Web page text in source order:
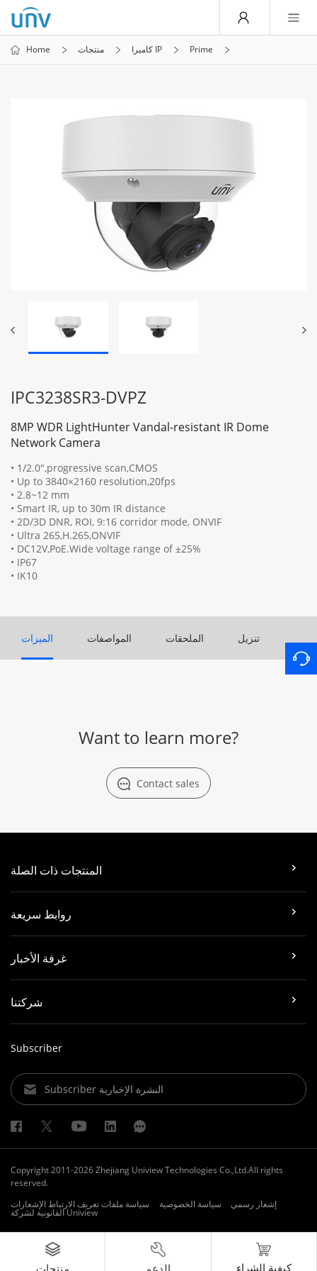
Home منتجات كاميرا IP Prime
IPC3238SR3-DVPZ
8MP WDR LightHunter Vandal-resistant IR Dome
Network Camera
• 1/2.0",progressive scan,CMOS
• Up to 3840×2160 resolution,20fps
• 2.8~12 mm
• Smart IR, up to 30m IR distance
• 2D/3D DNR, ROI, 9:16 corridor mode, ONVIF
• Ultra 265,H.265,ONVIF
• DC12V,PoE.Wide voltage range of ±25%
• IP67
• IK10
الميزات المواصفات الملحقات تنزيل
Want to learn more?
Contact sales
المنتجات ذات الصلة
روابط سريعة
غرفة الأخبار
شركتنا
Subscriber
Subscriber النشرة الإخبارية
Copyright 2011-2026 Zhejiang Uniview Technologies Co.,Ltd.All rights
reserved.
إشعار رسمي
سياسة الخصوصية سياسة ملفات تعريف الارتباطالإشعارات
القانونية لشركة Uniview
الدعم كيفية الشراء